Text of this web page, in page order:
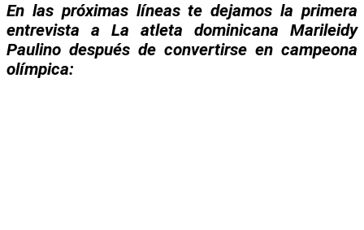
En las próximas líneas te dejamos la primera
entrevista a La atleta dominicana Marileidy
Paulino después de convertirse en campeona
olímpica: